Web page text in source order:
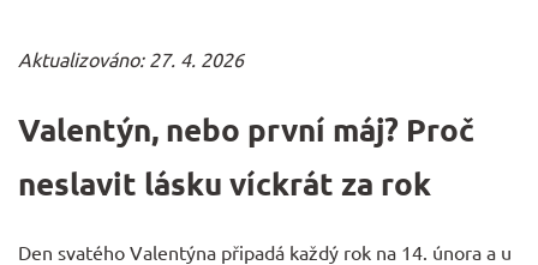
Aktualizováno: 27. 4. 2026
Valentýn, nebo první máj? Proč
neslavit lásku víckrát za rok
Den svatého Valentýna připadá každý rok na 14. února a u